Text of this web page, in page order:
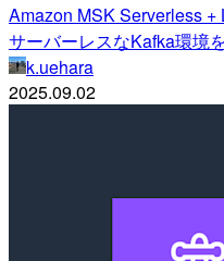
Amazon MSK Serverless
サーバーレスなKafka環境
k.uehara
2025.09.02